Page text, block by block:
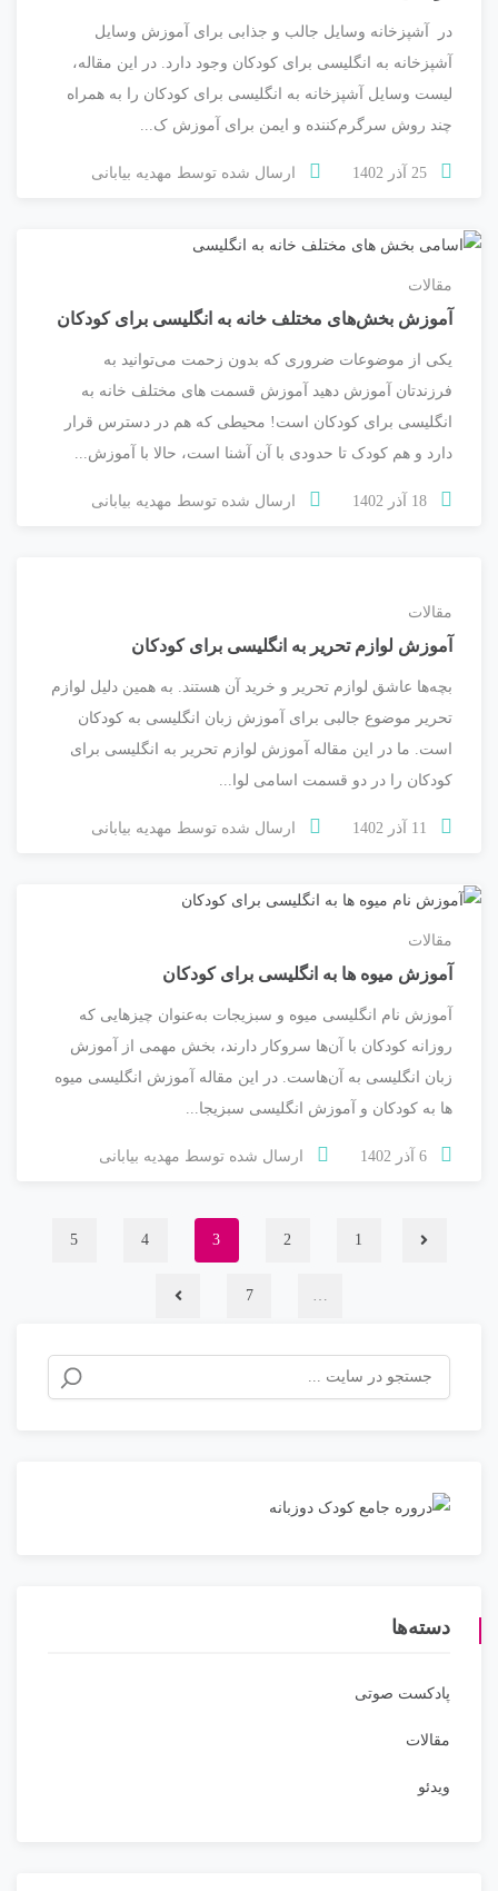
در آشپزخانه وسایل جالب و جذابی برای آموزش وسایل
آشپزخانه به انگلیسی برای کودکان وجود دارد. در این مقاله،
لیست وسایل آشپزخانه به انگلیسی برای کودکان را به همراه
چند روش سرگرم‌کننده و ایمن برای آموزش ک...
ارسال شده توسط مهدیه بیابانی
مقالات
آموزش بخش‌های مختلف خانه به انگلیسی برای کودکان
یکی از موضوعات ضروری که بدون زحمت می‌توانید به
فرزندتان آموزش دهید آموزش قسمت های مختلف خانه به
انگلیسی برای کودکان است! محیطی که هم در دسترس قرار
دارد و هم کودک تا حدودی با آن آشنا است، حالا با آموزش...
ارسال شده توسط مهدیه بیابانی
مقالات
آموزش لوازم تحریر به انگلیسی برای کودکان
بچه‌ها عاشق لوازم تحریر و خرید آن هستند. به همین دلیل لوازم
تحریر موضوع جالبی برای آموزش زبان انگلیسی به کودکان
است. ما در این مقاله آموزش لوازم تحریر به انگلیسی برای
کودکان را در دو قسمت اسامی لوا...
ارسال شده توسط مهدیه بیابانی
مقالات
آموزش میوه ها به انگلیسی برای کودکان
آموزش نام انگلیسی میوه و سبزیجات به‌عنوان چیزهایی که
روزانه کودکان با آن‌ها سروکار دارند، بخش مهمی از آموزش
زبان انگلیسی به آن‌هاست. در این مقاله آموزش انگلیسی میوه
ها به کودکان و آموزش انگلیسی سبزیجا...
ارسال شده توسط مهدیه بیابانی
1
2
3
4
5
7
دسته‌ها
پادکست صوتی
مقالات
ویدئو